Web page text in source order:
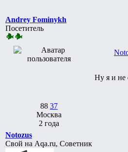
Andrey Fominykh
Посетитель
88 37
Москва
2 года
Ну я и не
Notozus
Свой на Aqa.ru, Советник